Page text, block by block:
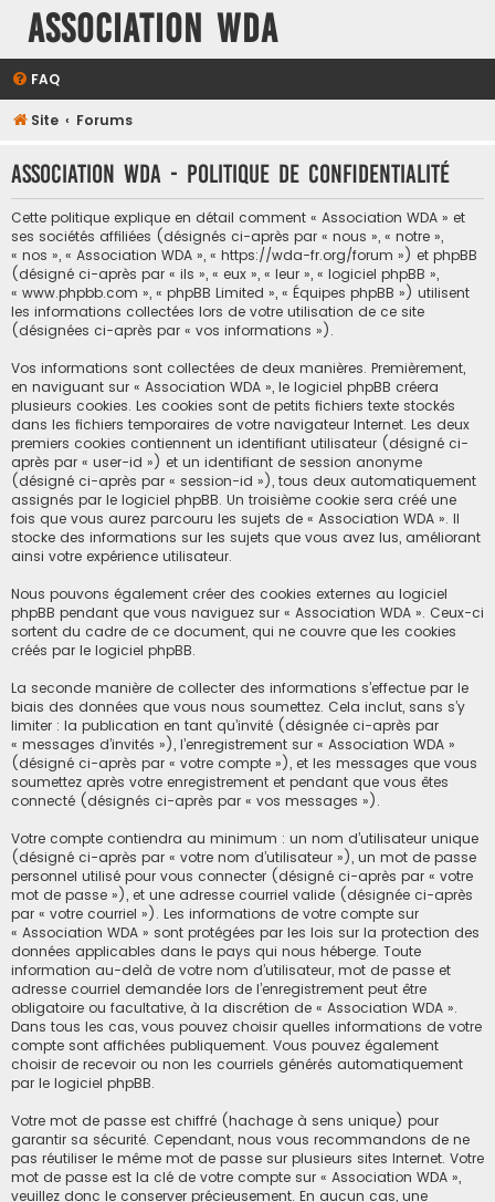
Association WDA
FAQ
Site Forums
Association WDA - Politique de confidentialité
Cette politique explique en détail comment « Association WDA » et
ses sociétés affiliées (désignés ci-après par « nous », « notre »,
« nos », « Association WDA », « https://wda-fr.org/forum ») et phpBB
(désigné ci-après par « ils », « eux », « leur », « logiciel phpBB »,
« www.phpbb.com », « phpBB Limited », « Équipes phpBB ») utilisent
les informations collectées lors de votre utilisation de ce site
(désignées ci-après par « vos informations »).
Vos informations sont collectées de deux manières. Premièrement,
en naviguant sur « Association WDA », le logiciel phpBB créera
plusieurs cookies. Les cookies sont de petits fichiers texte stockés
dans les fichiers temporaires de votre navigateur Internet. Les deux
premiers cookies contiennent un identifiant utilisateur (désigné ci-
après par « user-id ») et un identifiant de session anonyme
(désigné ci-après par « session-id »), tous deux automatiquement
assignés par le logiciel phpBB. Un troisième cookie sera créé une
fois que vous aurez parcouru les sujets de « Association WDA ». Il
stocke des informations sur les sujets que vous avez lus, améliorant
ainsi votre expérience utilisateur.
Nous pouvons également créer des cookies externes au logiciel
phpBB pendant que vous naviguez sur « Association WDA ». Ceux-ci
sortent du cadre de ce document, qui ne couvre que les cookies
créés par le logiciel phpBB.
La seconde manière de collecter des informations s’effectue par le
biais des données que vous nous soumettez. Cela inclut, sans s’y
limiter : la publication en tant qu’invité (désignée ci-après par
« messages d’invités »), l’enregistrement sur « Association WDA »
(désigné ci-après par « votre compte »), et les messages que vous
soumettez après votre enregistrement et pendant que vous êtes
connecté (désignés ci-après par « vos messages »).
Votre compte contiendra au minimum : un nom d’utilisateur unique
(désigné ci-après par « votre nom d’utilisateur »), un mot de passe
personnel utilisé pour vous connecter (désigné ci-après par « votre
mot de passe »), et une adresse courriel valide (désignée ci-après
par « votre courriel »). Les informations de votre compte sur
« Association WDA » sont protégées par les lois sur la protection des
données applicables dans le pays qui nous héberge. Toute
information au-delà de votre nom d’utilisateur, mot de passe et
adresse courriel demandée lors de l’enregistrement peut être
obligatoire ou facultative, à la discrétion de « Association WDA ».
Dans tous les cas, vous pouvez choisir quelles informations de votre
compte sont affichées publiquement. Vous pouvez également
choisir de recevoir ou non les courriels générés automatiquement
par le logiciel phpBB.
Votre mot de passe est chiffré (hachage à sens unique) pour
garantir sa sécurité. Cependant, nous vous recommandons de ne
pas réutiliser le même mot de passe sur plusieurs sites Internet. Votre
mot de passe est la clé de votre compte sur « Association WDA »,
veuillez donc le conserver précieusement. En aucun cas, une